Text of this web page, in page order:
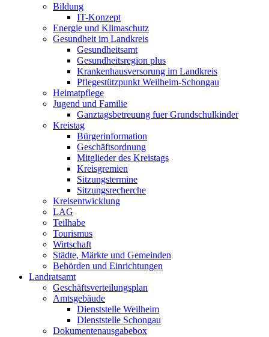
Bildung
IT-Konzept
Energie und Klimaschutz
Gesundheit im Landkreis
Gesundheitsamt
Gesundheitsregion plus
Krankenhausversorung im Landkreis
Pflegestützpunkt Weilheim-Schongau
Heimatpflege
Jugend und Familie
Ganztagsbetreuung fuer Grundschulkinder
Kreistag
Bürgerinformation
Geschäftsordnung
Mitglieder des Kreistags
Kreisgremien
Sitzungstermine
Sitzungsrecherche
Kreisentwicklung
LAG
Teilhabe
Tourismus
Wirtschaft
Städte, Märkte und Gemeinden
Behörden und Einrichtungen
Landratsamt
Geschäftsverteilungsplan
Amtsgebäude
Dienststelle Weilheim
Dienststelle Schongau
Dokumentenausgabebox